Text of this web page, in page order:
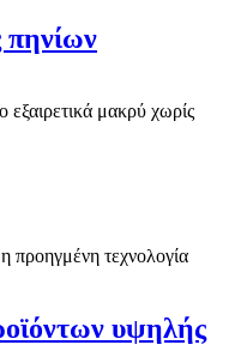
πηνίων
μακρύ χωρίς
προηγμένη τεχνολογία
υψηλής